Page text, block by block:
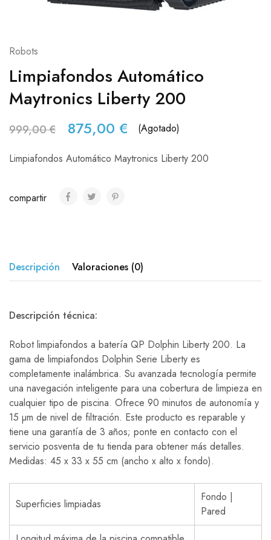
Robots
Limpiafondos Automático
Maytronics Liberty 200
999,00€ 875,00 € (Agotado)
Limpiafondos Automático Maytronics Liberty 200
compartir
Descripción Valoraciones (0)
Descripción técnica:
Robot limpiafondos a batería QP Dolphin Liberty 200. La
gama de limpiafondos Dolphin Serie Liberty es
completamente inalámbrica. Su avanzada tecnología permite
una navegación inteligente para una cobertura de limpieza en
cualquier tipo de piscina. Ofrece 90 minutos de autonomía y
15 µm de nivel de filtración. Este producto es reparable y
tiene una garantía de 3 años; ponte en contacto con el
servicio posventa de tu tienda para obtener más detalles.
Medidas: 45 x 33 x 55 cm (ancho x alto x fondo).
Superficies limpiadas
Fondo |
Pared